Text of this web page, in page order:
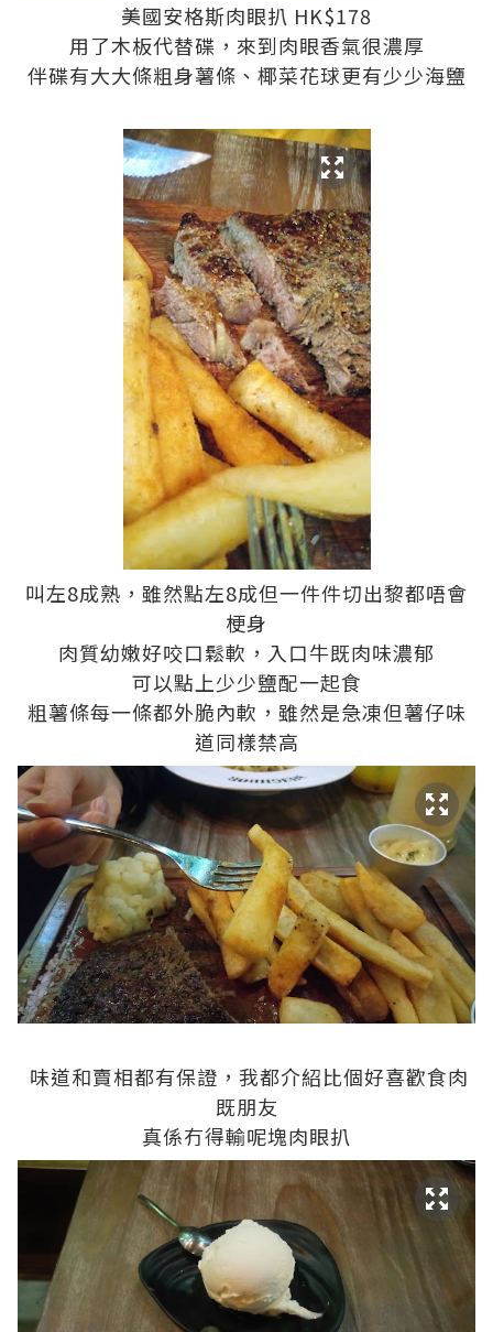
美國安格斯肉眼扒 HK$178
用了木板代替碟，來到肉眼香氣很濃厚
伴碟有大大條粗身薯條、椰菜花球更有少少海鹽
叫左8成熟，雖然點左8成但一件件切出黎都唔會
梗身
肉質幼嫩好咬口鬆軟，入口牛既肉味濃郁
可以點上少少鹽配一起食
粗薯條每一條都外脆內軟，雖然是急凍但薯仔味
道同樣禁高
味道和賣相都有保證，我都介紹比個好喜歡食肉
既朋友
真係冇得輸呢塊肉眼扒